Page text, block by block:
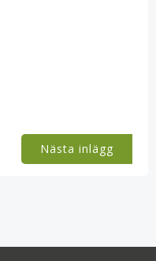
PostNästa inlägg